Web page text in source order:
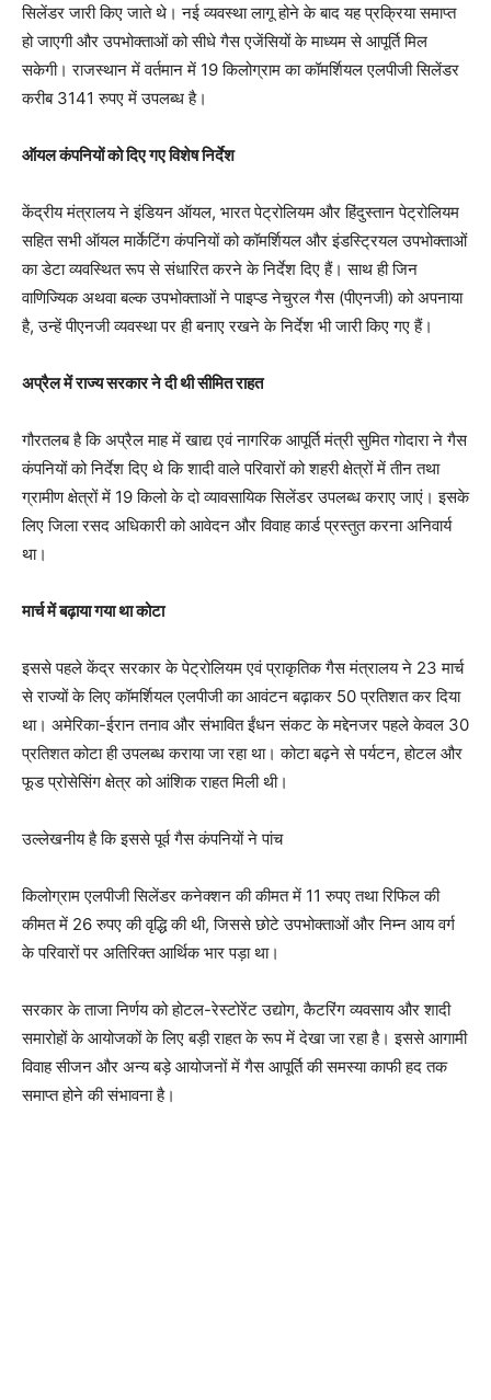
सिलेंडर जारी किए जाते थे। नई व्यवस्था लागू होने के बाद यह प्रक्रिया समाप्त
हो जाएगी और उपभोक्ताओं को सीधे गैस एजेंसियों के माध्यम से आपूर्ति मिल
सकेगी। राजस्थान में वर्तमान में 19 किलोग्राम का कॉमर्शियल एलपीजी सिलेंडर
करीब 3141 रुपए में उपलब्ध है।
ऑयल कंपनियों को दिए गए विशेष निर्देश
केंद्रीय मंत्रालय ने इंडियन ऑयल, भारत पेट्रोलियम और हिंदुस्तान पेट्रोलियम
सहित सभी ऑयल मार्केटिंग कंपनियों को कॉमर्शियल और इंडस्ट्रियल उपभोक्ताओं
का डेटा व्यवस्थित रूप से संधारित करने के निर्देश दिए हैं। साथ ही जिन
वाणिज्यिक अथवा बल्क उपभोक्ताओं ने पाइप्ड नेचुरल गैस (पीएनजी) को अपनाया
है, उन्हें पीएनजी व्यवस्था पर ही बनाए रखने के निर्देश भी जारी किए गए हैं।
अप्रैल में राज्य सरकार ने दी थी सीमित राहत
गौरतलब है कि अप्रैल माह में खाद्य एवं नागरिक आपूर्ति मंत्री सुमित गोदारा ने गैस
कंपनियों को निर्देश दिए थे कि शादी वाले परिवारों को शहरी क्षेत्रों में तीन तथा
ग्रामीण क्षेत्रों में 19 किलो के दो व्यावसायिक सिलेंडर उपलब्ध कराए जाएं। इसके
लिए जिला रसद अधिकारी को आवेदन और विवाह कार्ड प्रस्तुत करना अनिवार्य
था।
मार्च में बढ़ाया गया था कोटा
इससे पहले केंद्र सरकार के पेट्रोलियम एवं प्राकृतिक गैस मंत्रालय ने 23 मार्च
से राज्यों के लिए कॉमर्शियल एलपीजी का आवंटन बढ़ाकर 50 प्रतिशत कर दिया
था। अमेरिका-ईरान तनाव और संभावित ईंधन संकट के मद्देनजर पहले केवल 30
प्रतिशत कोटा ही उपलब्ध कराया जा रहा था। कोटा बढ़ने से पर्यटन, होटल और
फूड प्रोसेसिंग क्षेत्र को आंशिक राहत मिली थी।
उल्लेखनीय है कि इससे पूर्व गैस कंपनियों ने पांच
किलोग्राम एलपीजी सिलेंडर कनेक्शन की कीमत में 11 रुपए तथा रिफिल की
कीमत में 26 रुपए की वृद्धि की थी, जिससे छोटे उपभोक्ताओं और निम्न आय वर्ग
के परिवारों पर अतिरिक्त आर्थिक भार पड़ा था।
सरकार के ताजा निर्णय को होटल-रेस्टोरेंट उद्योग, कैटरिंग व्यवसाय और शादी
समारोहों के आयोजकों के लिए बड़ी राहत के रूप में देखा जा रहा है। इससे आगामी
विवाह सीजन और अन्य बड़े आयोजनों में गैस आपूर्ति की समस्या काफी हद तक
समाप्त होने की संभावना है।